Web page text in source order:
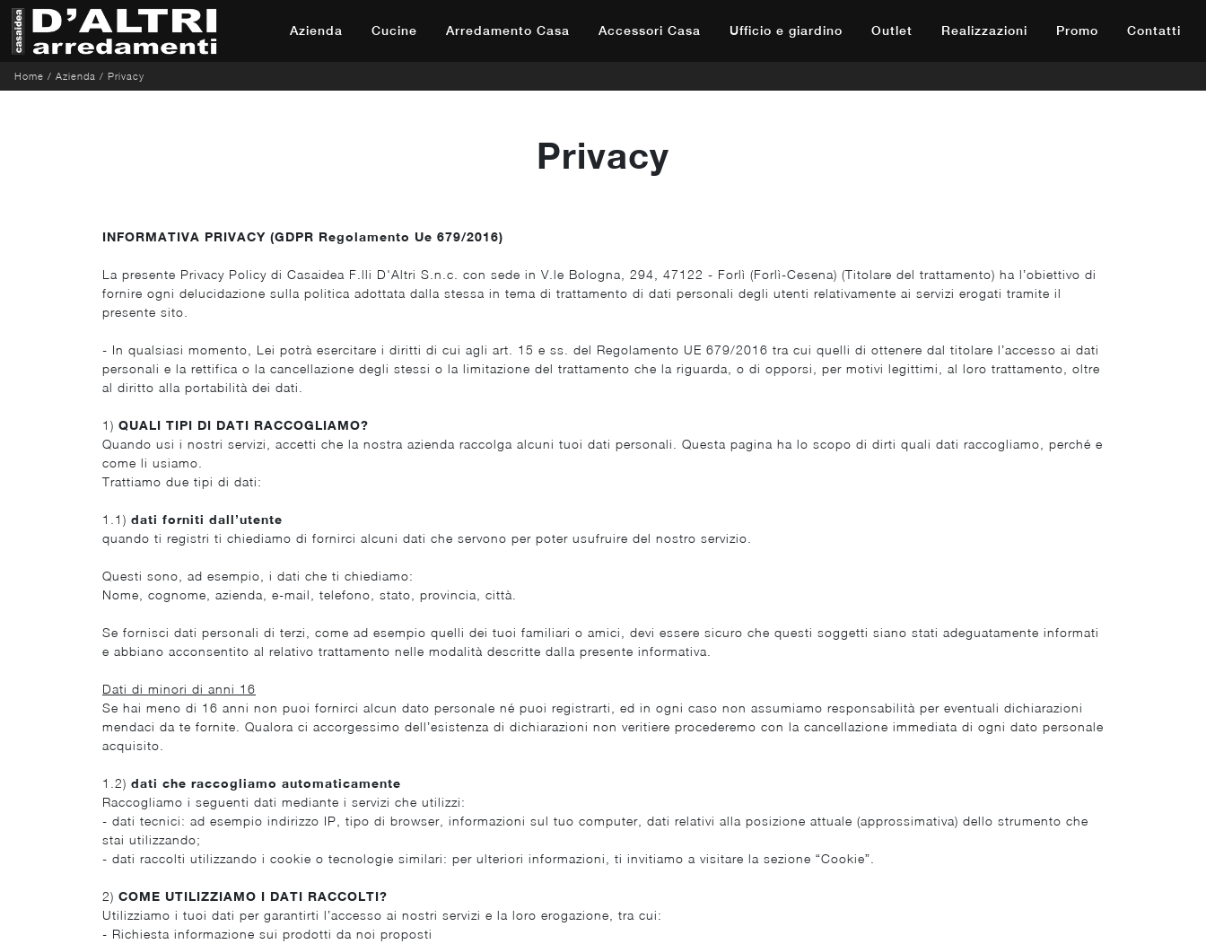
Azienda Cucine Arredamento Casa Accessori Casa Ufficio e giardino Outlet Realizzazioni Promo Contatti
Home / Azienda / Privacy
Privacy
INFORMATIVA PRIVACY (GDPR Regolamento Ue 679/2016)
La presente Privacy Policy di Casaidea F.lli D'Altri S.n.c. con sede in V.le Bologna, 294, 47122 - Forlì (Forlì-Cesena) (Titolare del trattamento) ha l’obiettivo di
fornire ogni delucidazione sulla politica adottata dalla stessa in tema di trattamento di dati personali degli utenti relativamente ai servizi erogati tramite il
presente sito.
- In qualsiasi momento, Lei potrà esercitare i diritti di cui agli art. 15 e ss. del Regolamento UE 679/2016 tra cui quelli di ottenere dal titolare l’accesso ai dati
personali e la rettifica o la cancellazione degli stessi o la limitazione del trattamento che la riguarda, o di opporsi, per motivi legittimi, al loro trattamento, oltre
al diritto alla portabilità dei dati.
1) QUALI TIPI DI DATI RACCOGLIAMO?
Quando usi i nostri servizi, accetti che la nostra azienda raccolga alcuni tuoi dati personali. Questa pagina ha lo scopo di dirti quali dati raccogliamo, perché e
come li usiamo.
Trattiamo due tipi di dati:
1.1) dati forniti dall’utente
quando ti registri ti chiediamo di fornirci alcuni dati che servono per poter usufruire del nostro servizio.
Questi sono, ad esempio, i dati che ti chiediamo:
Nome, cognome, azienda, e-mail, telefono, stato, provincia, città.
Se fornisci dati personali di terzi, come ad esempio quelli dei tuoi familiari o amici, devi essere sicuro che questi soggetti siano stati adeguatamente informati
e abbiano acconsentito al relativo trattamento nelle modalità descritte dalla presente informativa.
Dati di minori di anni 16
Se hai meno di 16 anni non puoi fornirci alcun dato personale né puoi registrarti, ed in ogni caso non assumiamo responsabilità per eventuali dichiarazioni
mendaci da te fornite. Qualora ci accorgessimo dell’esistenza di dichiarazioni non veritiere procederemo con la cancellazione immediata di ogni dato personale
acquisito.
1.2) dati che raccogliamo automaticamente
Raccogliamo i seguenti dati mediante i servizi che utilizzi:
- dati tecnici: ad esempio indirizzo IP, tipo di browser, informazioni sul tuo computer, dati relativi alla posizione attuale (approssimativa) dello strumento che
stai utilizzando;
- dati raccolti utilizzando i cookie o tecnologie similari: per ulteriori informazioni, ti invitiamo a visitare la sezione “Cookie”.
2) COME UTILIZZIAMO I DATI RACCOLTI?
Utilizziamo i tuoi dati per garantirti l’accesso ai nostri servizi e la loro erogazione, tra cui:
- Richiesta informazione sui prodotti da noi proposti